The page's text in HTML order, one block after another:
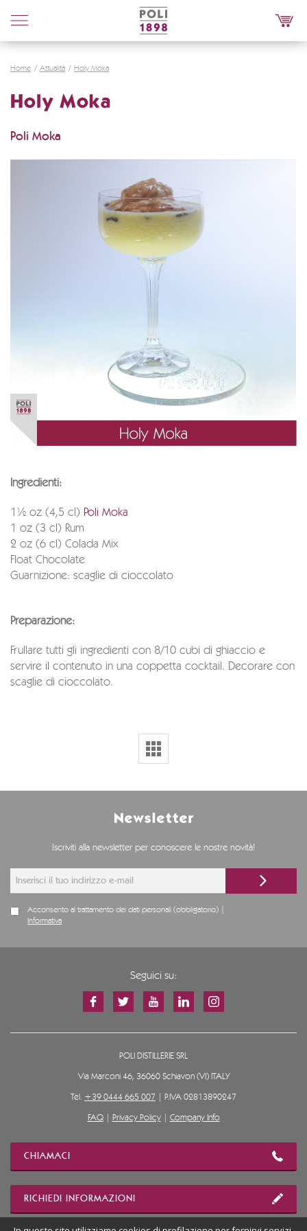
Poli
Distillerie
Home Attualità Holy Moka
Holy Moka
Poli Moka
Ingredienti:
1½ oz (4,5 cl) Poli Moka
1 oz (3 cl) Rum
2 oz (6 cl) Colada Mix
Float Chocolate
Guarnizione: scaglie di cioccolato
Preparazione:
Frullare tutti gli ingredienti con 8/10 cubi di ghiaccio e
servire il contenuto in una coppetta cocktail. Decorare con
scaglie di cioccolato.
Newsletter
Iscriviti alla newsletter per conoscere le nostre novità!
Acconsento al trattamento dei dati personali (obbligatorio) |
Informativa
Seguici su:
POLI DISTILLERIE SRL
Via Marconi 46, 36060 Schiavon (VI) ITALY
Tel. +39 0444 665 007 | P.IVA 02813890247
FAQ| Privacy Policy| Company Info
CHIAMACI
RICHIEDI INFORMAZIONI